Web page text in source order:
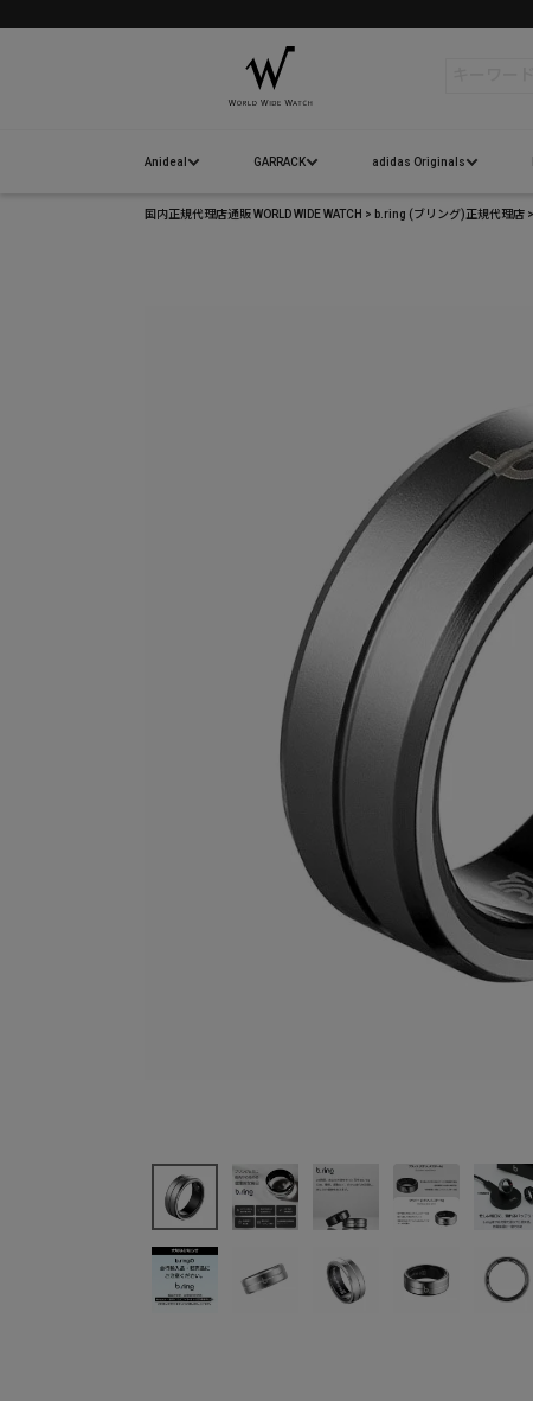
Anideal GARRACK adidas Originals
国内正規代理店通販 WORLD WIDE WATCH b.ring (ブリング)正規代理店